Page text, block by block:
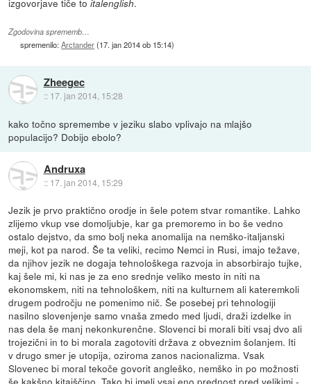
izgovorjave tiče toitalenglish.
Zgodovina sprememb…
spremenilo:Arctander(17. jan 2014 ob 15:14)
Zheegec
:: 17. jan 2014, 15:28
kako točno spremembe v jeziku slabo vplivajo na mlajšo
populacijo? Dobijo ebolo?
Andruxa
:: 17. jan 2014, 15:29
Jezik je prvo praktično orodje in šele potem stvar romantike. Lahko
zlijemo vkup vse domoljubje, kar ga premoremo in bo še vedno
ostalo dejstvo, da smo bolj neka anomalija na nemško-italjanski
meji, kot pa narod. Še ta veliki, recimo Nemci in Rusi, imajo težave,
da njihov jezik ne dogaja tehnološkega razvoja in absorbirajo tujke,
kaj šele mi, ki nas je za eno srednje veliko mesto in niti na
ekonomskem, niti na tehnološkem, niti na kulturnem ali kateremkoli
drugem področju ne pomenimo nič. Še posebej pri tehnologiji
nasilno slovenjenje samo vnaša zmedo med ljudi, draži izdelke in
nas dela še manj nekonkurenčne. Slovenci bi morali biti vsaj dvo ali
trojezični in to bi morala zagotoviti država z obveznim šolanjem. Iti
v drugo smer je utopija, oziroma zanos nacionalizma. Vsak
Slovenec bi moral tekoče govorit angleško, nemško in po možnosti